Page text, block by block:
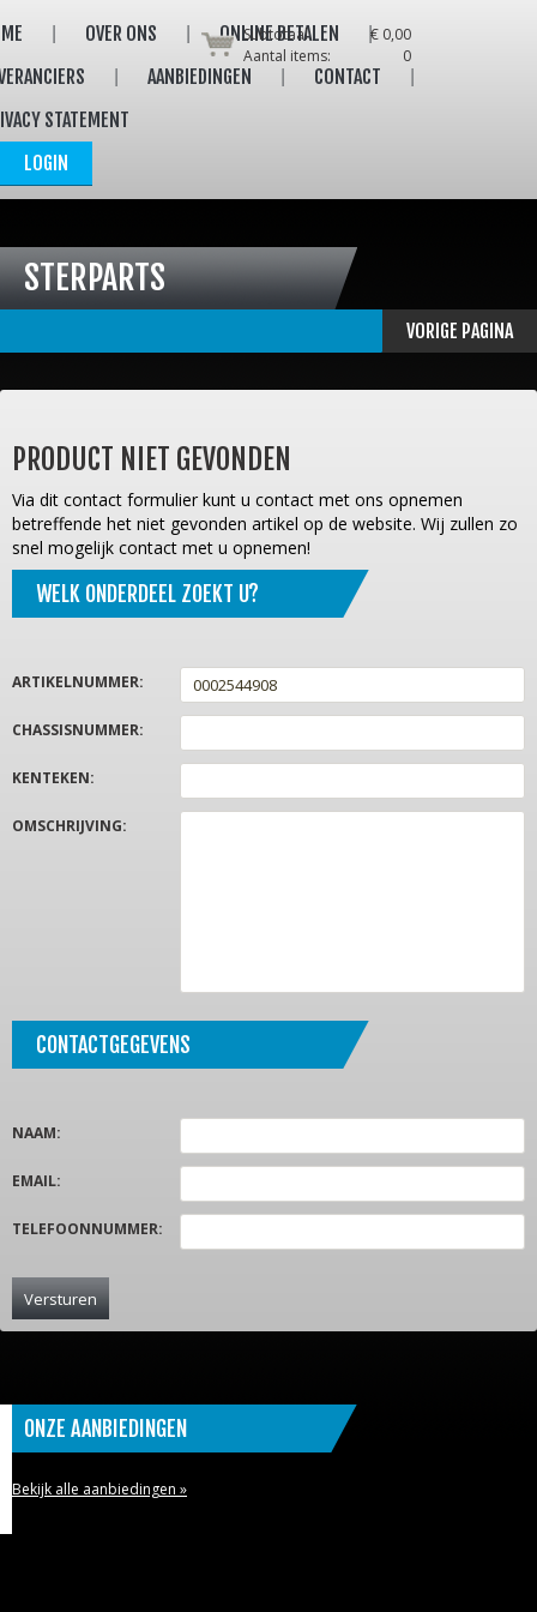
OVER ONS
ONLINE BETALEN
AANBIEDINGEN
CONTACT
STATEMENT
Subtotaal:
€ 0,00
Aantal items:
0
LOGIN
STERPARTS
VORIGE PAGINA
PRODUCT NIET GEVONDEN
Via dit contact formulier kunt u contact met ons opnemen
betreffende het niet gevonden artikel op de website. Wij zullen zo
snel mogelijk contact met u opnemen!
WELK ONDERDEEL ZOEKT U?
ARTIKELNUMMER:
CHASSISNUMMER:
KENTEKEN:
OMSCHRIJVING:
CONTACTGEGEVENS
NAAM:
EMAIL:
TELEFOONNUMMER:
ONZE AANBIEDINGEN
Bekijk alle aanbiedingen »